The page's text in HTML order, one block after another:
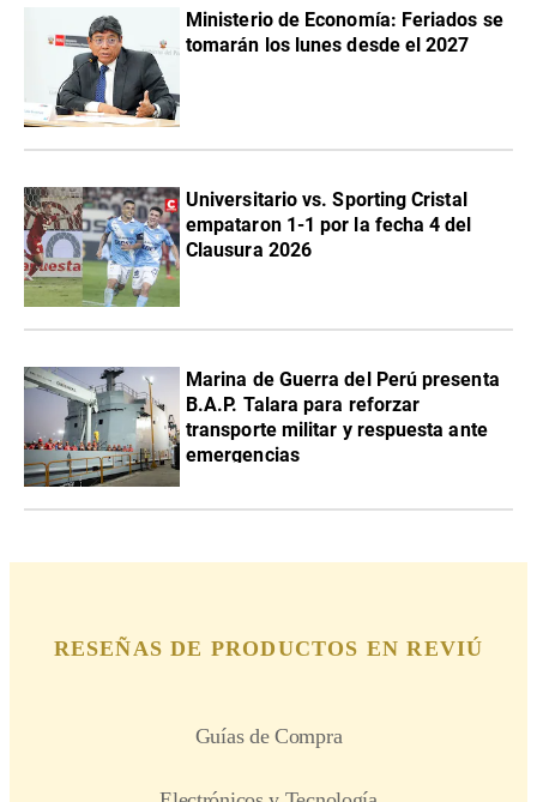
Ministerio de Economía: Feriados se
tomarán los lunes desde el 2027
Universitario vs. Sporting Cristal
empataron 1-1 por la fecha 4 del
Clausura 2026
Marina de Guerra del Perú presenta
B.A.P. Talara para reforzar
transporte militar y respuesta ante
emergencias